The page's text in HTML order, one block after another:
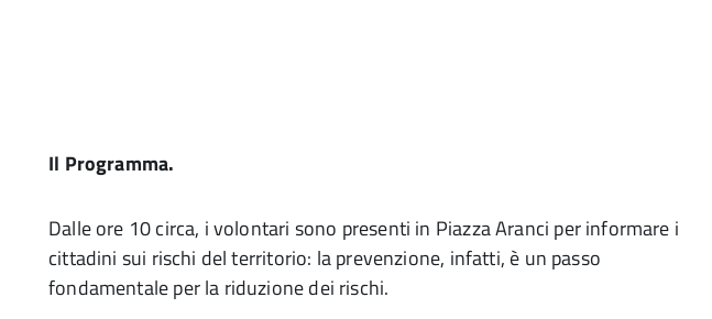
Il Programma.
Dalle ore 10 circa, i volontari sono presenti in Piazza Aranci per informare i
cittadini sui rischi del territorio: la prevenzione, infatti, è un passo
fondamentale per la riduzione dei rischi.